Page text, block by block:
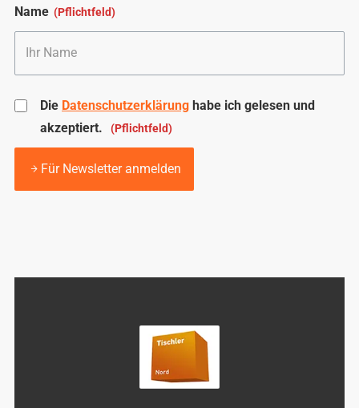
Name
Die Datenschutzerklärung habe ich gelesen und
akzeptiert.
Für Newsletter anmelden